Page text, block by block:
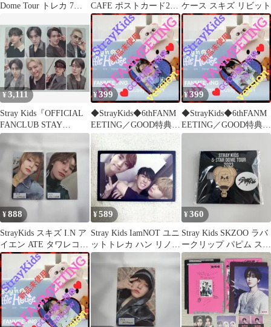
Dome Tour トレカ 7枚
CAFE ポストカード2枚
セット
ケース スキズ リビット
¥3,111
Stray Kids『OFFICIAL
FANCLUB STAY
JAPAN』
¥399
◆StrayKids◆6thFANM
EETING／GOOD特典／
HAN
¥399
◆StrayKids◆6thFANM
EETING／GOOD特典／
I.N
¥888
StrayKids スキズ I.N ア
イエン ATE タワレコ
withmuu
¥589
Stray Kids IamNOT ユニ
ットトレカ ハン リノ
チャンビン
¥360
Stray Kids SKZOO ラバ
ークリップ パピム スン
ミン